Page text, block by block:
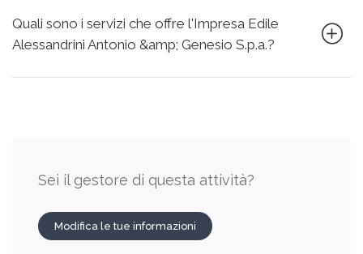
Quali sono i servizi che offre l'Impresa Edile
Alessandrini Antonio &amp; Genesio S.p.a.?
Sei il gestore di questa attività?
Modifica le tue informazioni